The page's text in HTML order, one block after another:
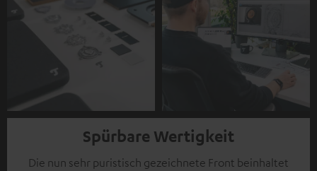
Spürbare Wertigkeit
Die nun sehr puristisch gezeichnete Front beinhaltet